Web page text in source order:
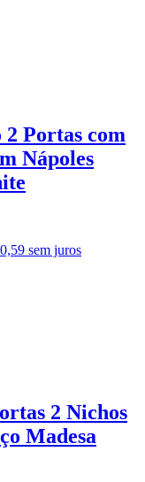
Portas com
Nápoles
sem juros
2 Nichos
Madesa